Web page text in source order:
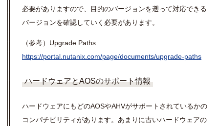
必要がありますので、目的のバージョンを遡って対応できる
バージョンを確認していく必要があります。
（参考）Upgrade Paths
https://portal.nutanix.com/page/documents/upgrade-paths
ハードウェアとAOSのサポート情報
ハードウェアにもどのAOSやAHVがサポートされているかの
コンパチビリティがあります。あまりに古いハードウェアの